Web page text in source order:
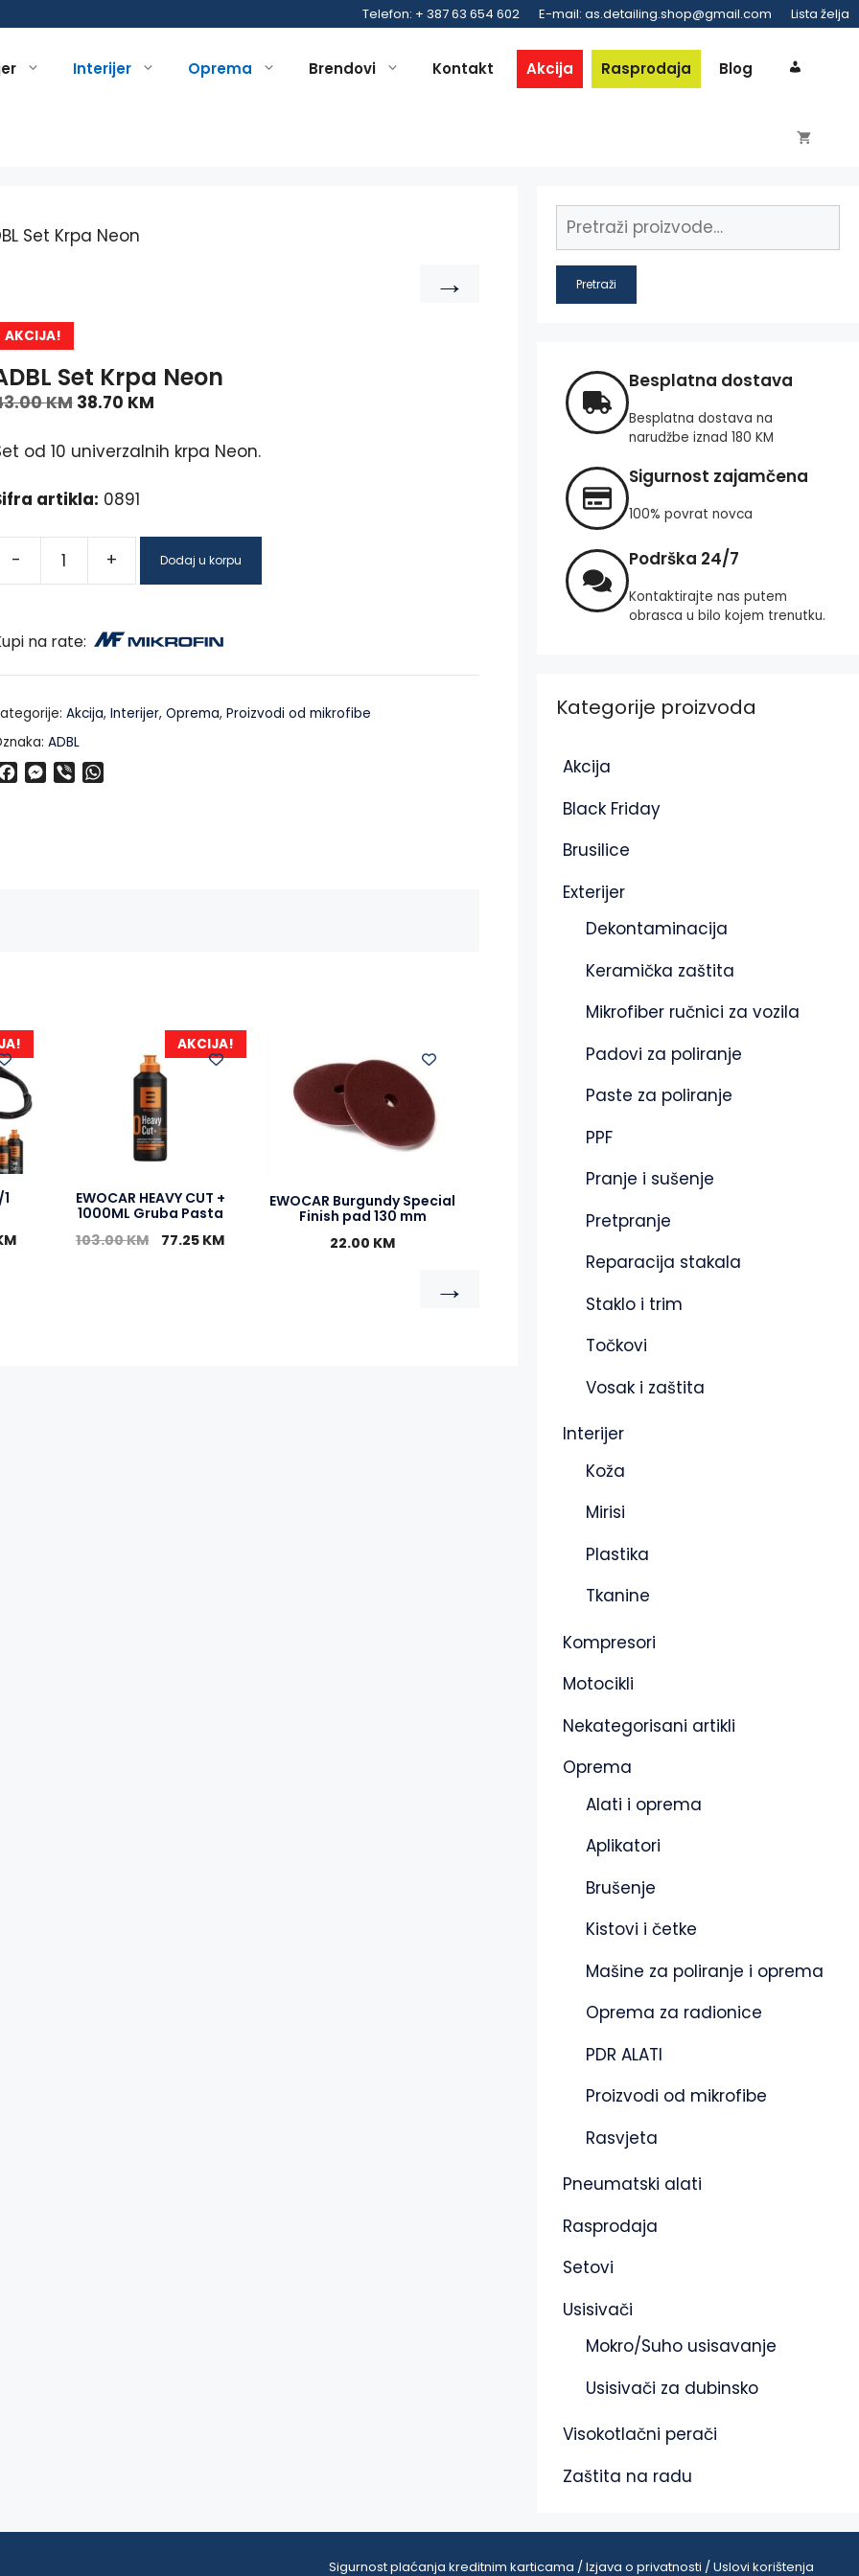
Telefon: + 387 63 654 602 E-mail: as.detailing.shop@gmail.com Lista želja
Interijer Oprema Brendovi Kontakt Akcija Rasprodaja Blog
Set Krpa Neon
→
AKCIJA!
Set Krpa Neon
KM 38.70 KM
od 10 univerzalnih krpa Neon.
artikla: 0891
- + Dodaj u korpu
na rate:
Akcija, Interijer, Oprema, Proizvodi od mikrofibe
ADBL
M
AKCIJA!
EWOCAR HEAVY CUT +
1000ML Gruba Pasta
103.00KM 77.25 KM
EWOCAR Burgundy Special
Finish pad 130 mm
22.00 KM
→
Pretraži
Besplatna dostava
Besplatna dostava na
narudžbe iznad 180 KM
Sigurnost zajamčena
100% povrat novca
Podrška 24/7
Kontaktirajte nas putem
obrasca u bilo kojem trenutku.
Kategorije proizvoda
Akcija
Black Friday
Brusilice
Exterijer
Dekontaminacija
Keramička zaštita
Mikrofiber ručnici za vozila
Padovi za poliranje
Paste za poliranje
PPF
Pranje i sušenje
Pretpranje
Reparacija stakala
Staklo i trim
Točkovi
Vosak i zaštita
Interijer
Koža
Mirisi
Plastika
Tkanine
Kompresori
Motocikli
Nekategorisani artikli
Oprema
Alati i oprema
Aplikatori
Brušenje
Kistovi i četke
Mašine za poliranje i oprema
Oprema za radionice
PDR ALATI
Proizvodi od mikrofibe
Rasvjeta
Pneumatski alati
Rasprodaja
Setovi
Usisivači
Mokro/Suho usisavanje
Usisivači za dubinsko
Visokotlačni perači
Zaštita na radu
Sigurnost plaćanja kreditnim karticama / Izjava o privatnosti / Uslovi korištenja